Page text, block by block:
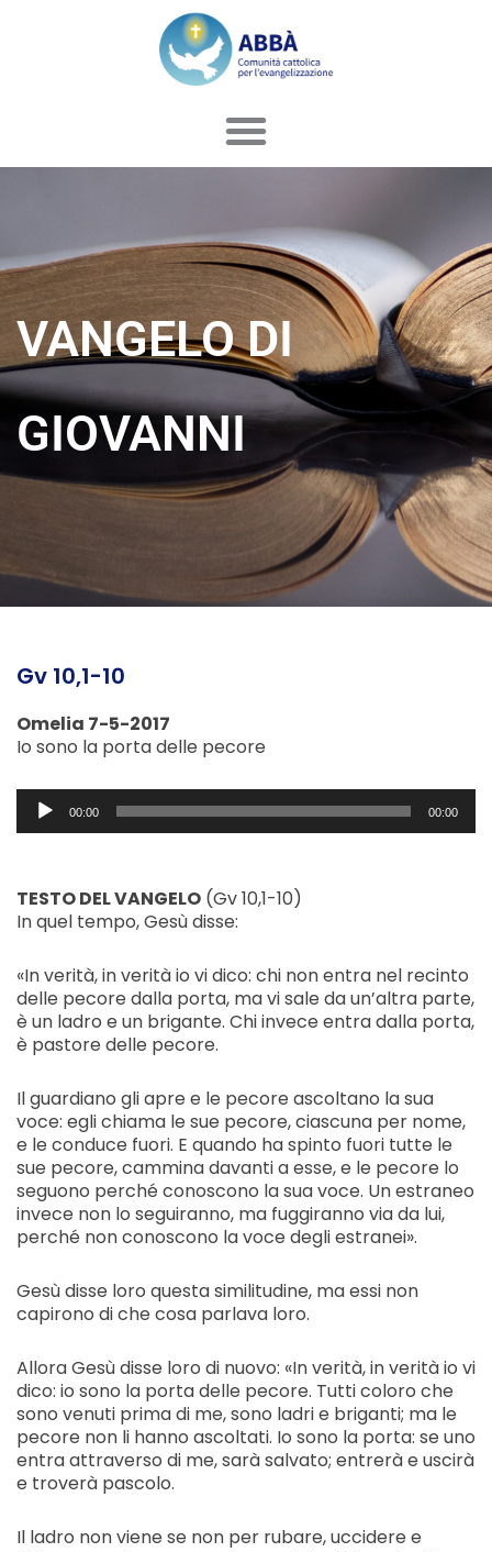
VANGELO DI
GIOVANNI
Gv 10,1-10
Omelia 7-5-2017
Io sono la porta delle pecore
Audio
Player00:00 00:00
TESTO DEL VANGELO (Gv 10,1-10)
In quel tempo, Gesù disse:
«In verità, in verità io vi dico: chi non entra nel recinto
delle pecore dalla porta, ma vi sale da un’altra parte,
è un ladro e un brigante. Chi invece entra dalla porta,
è pastore delle pecore.
Il guardiano gli apre e le pecore ascoltano la sua
voce: egli chiama le sue pecore, ciascuna per nome,
e le conduce fuori. E quando ha spinto fuori tutte le
sue pecore, cammina davanti a esse, e le pecore lo
seguono perché conoscono la sua voce. Un estraneo
invece non lo seguiranno, ma fuggiranno via da lui,
perché non conoscono la voce degli estranei».
Gesù disse loro questa similitudine, ma essi non
capirono di che cosa parlava loro.
Allora Gesù disse loro di nuovo: «In verità, in verità io vi
dico: io sono la porta delle pecore. Tutti coloro che
sono venuti prima di me, sono ladri e briganti; ma le
pecore non li hanno ascoltati. Io sono la porta: se uno
entra attraverso di me, sarà salvato; entrerà e uscirà
e troverà pascolo.
Il ladro non viene se non per rubare, uccidere e